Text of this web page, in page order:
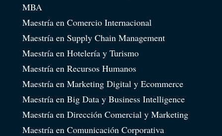
MBA
Maestría en Comercio Internacional
Maestría en Supply Chain Management
Maestría en Hotelería y Turismo
Maestría en Recursos Humanos
Maestría en Marketing Digital y Ecommerce
Maestría en Big Data y Business Intelligence
Maestría en Dirección Comercial y Marketing
Maestría en Comunicación Corporativa